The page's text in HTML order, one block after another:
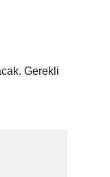
Gerekli